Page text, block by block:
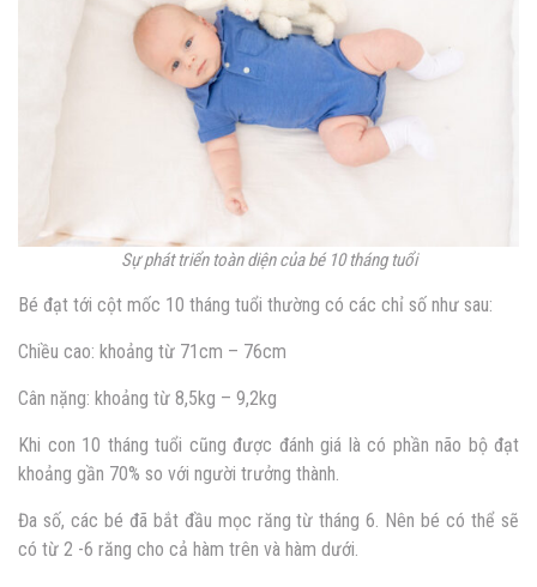
Sự phát triển toàn diện của bé 10 tháng tuổi
Bé đạt tới cột mốc 10 tháng tuổi thường có các chỉ số như sau:
Chiều cao: khoảng từ 71cm – 76cm
Cân nặng: khoảng từ 8,5kg – 9,2kg
Khi con 10 tháng tuổi cũng được đánh giá là có phần não bộ đạt
khoảng gần 70% so với người trưởng thành.
Đa số, các bé đã bắt đầu mọc răng từ tháng 6. Nên bé có thể sẽ
có từ 2 -6 răng cho cả hàm trên và hàm dưới.